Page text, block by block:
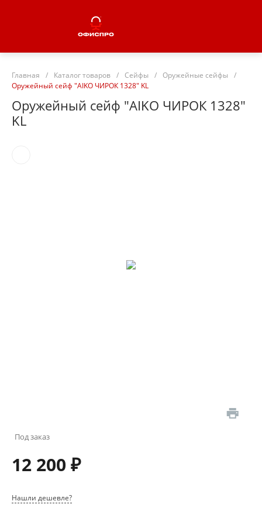
Главная / Каталог товаров / Сейфы / Оружейные сейфы
/
Оружейный сейф "AIKO ЧИРОК 1328" KL
Оружейный сейф "AIKO ЧИРОК 1328"
KL
Под заказ
12 200 ₽
Нашли дешевле?